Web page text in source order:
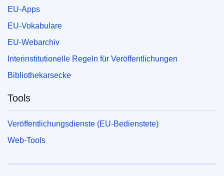
EU-Apps
EU-Vokabulare
EU-Webarchiv
Interinstitutionelle Regeln für Veröffentlichungen
Bibliothekarsecke
Tools
Veröffentlichungsdienste (EU-Bedienstete)
Web-Tools